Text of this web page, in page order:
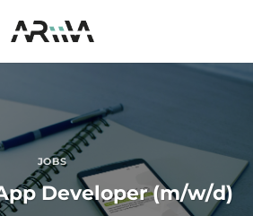
JOBS
Developer (m/w/d)